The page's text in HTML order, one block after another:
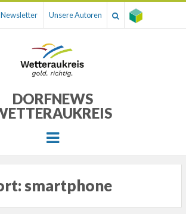
Newsletter Unsere Autoren
DORFNEWS
Menu
smartphone